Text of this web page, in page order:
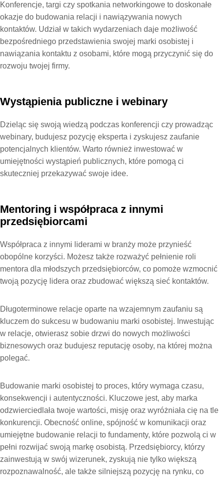
Konferencje, targi czy spotkania networkingowe to doskonałe
okazje do budowania relacji i nawiązywania nowych
kontaktów. Udział w takich wydarzeniach daje możliwość
bezpośredniego przedstawienia swojej marki osobistej i
nawiązania kontaktu z osobami, które mogą przyczynić się do
rozwoju twojej firmy.
Wystąpienia publiczne i webinary
Dzieląc się swoją wiedzą podczas konferencji czy prowadząc
webinary, budujesz pozycję eksperta i zyskujesz zaufanie
potencjalnych klientów. Warto również inwestować w
umiejętności wystąpień publicznych, które pomogą ci
skuteczniej przekazywać swoje idee.
Mentoring i współpraca z innymi
przedsiębiorcami
Współpraca z innymi liderami w branży może przynieść
obopólne korzyści. Możesz także rozważyć pełnienie roli
mentora dla młodszych przedsiębiorców, co pomoże wzmocnić
twoją pozycję lidera oraz zbudować większą sieć kontaktów.
Długoterminowe relacje oparte na wzajemnym zaufaniu są
kluczem do sukcesu w budowaniu marki osobistej. Inwestując
w relacje, otwierasz sobie drzwi do nowych możliwości
biznesowych oraz budujesz reputację osoby, na której można
polegać.
Budowanie marki osobistej to proces, który wymaga czasu,
konsekwencji i autentyczności. Kluczowe jest, aby marka
odzwierciedlała twoje wartości, misję oraz wyróżniała cię na tle
konkurencji. Obecność online, spójność w komunikacji oraz
umiejętne budowanie relacji to fundamenty, które pozwolą ci w
pełni rozwijać swoją markę osobistą. Przedsiębiorcy, którzy
zainwestują w swój wizerunek, zyskują nie tylko większą
rozpoznawalność, ale także silniejszą pozycję na rynku, co